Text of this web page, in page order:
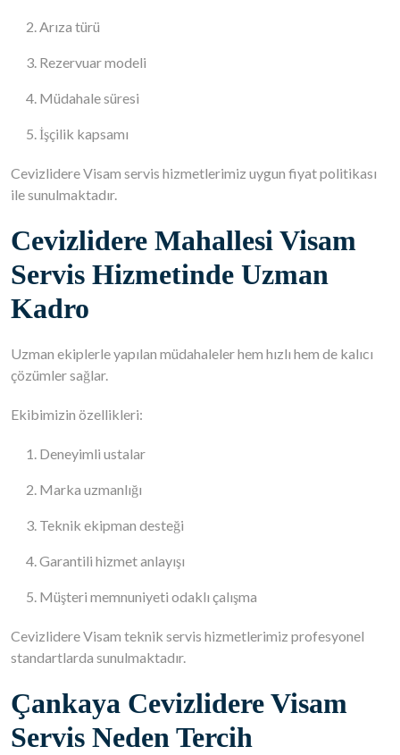
Arıza türü
Rezervuar modeli
Müdahale süresi
İşçilik kapsamı
Cevizlidere Visam servis hizmetlerimiz uygun fiyat politikası
ile sunulmaktadır.
Cevizlidere Mahallesi Visam
Servis Hizmetinde Uzman
Kadro
Uzman ekiplerle yapılan müdahaleler hem hızlı hem de kalıcı
çözümler sağlar.
Ekibimizin özellikleri:
Deneyimli ustalar
Marka uzmanlığı
Teknik ekipman desteği
Garantili hizmet anlayışı
Müşteri memnuniyeti odaklı çalışma
Cevizlidere Visam teknik servis hizmetlerimiz profesyonel
standartlarda sunulmaktadır.
Çankaya Cevizlidere Visam
Servis Neden Tercih